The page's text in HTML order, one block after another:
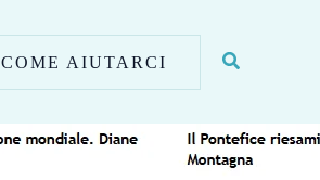
COME AIUTARCI